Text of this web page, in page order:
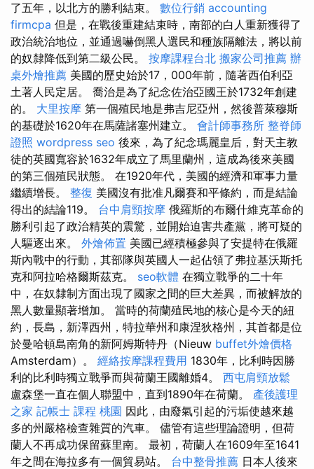
了五年，以北方的勝利結束。 數位行銷 accounting
firmcpa 但是，在戰後重建結束時，南部的白人重新獲得了
政治統治地位，並通過嚇倒黑人選民和種族隔離法，將以前
的奴隸降低到第二級公民。 按摩課程台北 搬家公司推薦 辦
桌外燴推薦 美國的歷史始於17，000年前，隨著西伯利亞
土著人民定居。 喬治是為了紀念佐治亞國王於1732年創建
的。 大里按摩 第一個殖民地是弗吉尼亞州，然後普萊穆斯
的基礎於1620年在馬薩諸塞州建立。 會計師事務所 整脊師
證照 wordpress seo 後來，為了紀念瑪麗皇后，對天主教
徒的英國寬容於1632年成立了馬里蘭州，這成為後來美國
的第三個殖民狀態。 在1920年代，美國的經濟和軍事力量
繼續增長。 整復 美國沒有批准凡爾賽和平條約，而是結論
得出的結論119。 台中肩頸按摩 俄羅斯的布爾什維克革命的
勝利引起了政治精英的震驚，並開始迫害共產黨，將可疑的
人驅逐出來。 外燴佈置 美國已經積極參與了安提特在俄羅
斯內戰中的行動，其部隊與英國人一起佔領了弗拉基沃斯托
克和阿拉哈格爾斯茲克。 seo軟體 在獨立戰爭的二十年
中，在奴隸制方面出現了國家之間的巨大差異，而被解放的
黑人數量顯著增加。 當時的荷蘭殖民地的核心是今天的紐
約，長島，新澤西州，特拉華州和康涅狄格州，其首都是位
於曼哈頓島南角的新阿姆斯特丹（Nieuw buffet外燴價格
Amsterdam）。 經絡按摩課程費用 1830年，比利時因勝
利的比利時獨立戰爭而與荷蘭王國離婚4。 西屯肩頸放鬆
盧森堡一直在個人聯盟中，直到1890年在荷蘭。 產後護理
之家 記帳士 課程 桃園 因此，由廢氣引起的污垢使越來越
多的州嚴格檢查雜質的汽車。 儘管有這些理論證明，但荷
蘭人不再成功保留蘇里南。 最初，荷蘭人在1609年至1641
年之間在海拉多有一個貿易站。 台中整骨推薦 日本人後來